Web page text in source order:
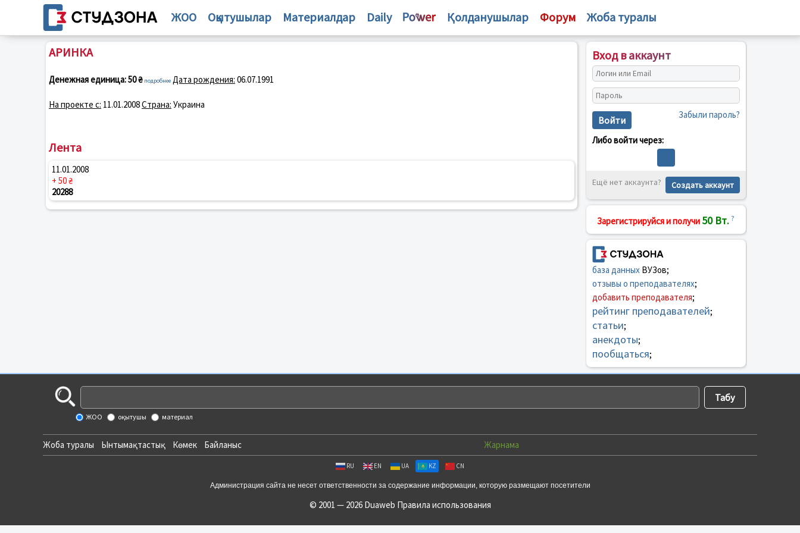
ЖОО Оқытушылар Материалдар Daily Қолданушылар Форум Жоба туралы
АРИНКА
Денежная единица:50 ₴ подробнее Дата рождения: 06.07.1991
На проекте с: 11.01.2008Страна: Украина
Лента
11.01.2008
+ 50 ₴
20288
Вход в аккаунт
Войти Забыли пароль?
Либо войти через:
Ещё нет аккаунта? Создать аккаунт
Зарегистрируйся и получи 50 Вт. ?
база данныхВУЗов;
отзывы о преподавателях;
добавить преподавателя;
рейтинг преподавателей;
статьи;
анекдоты;
пообщаться;
ЖОО оқытушы материал
Жоба туралы Ынтымақтастық Көмек Байланыс Жарнама
RU EN UA KZ CN
Администрация сайта не несет ответственности за содержание информации, которую размещают посетители
© 2001 — 2026 Duaweb Правила использования